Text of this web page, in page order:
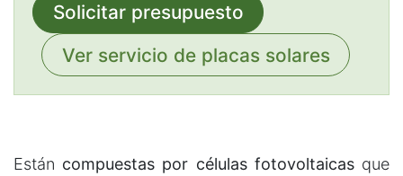
Solicitar presupuesto
Ver servicio de placas solares
Están compuestas por células fotovoltaicasque